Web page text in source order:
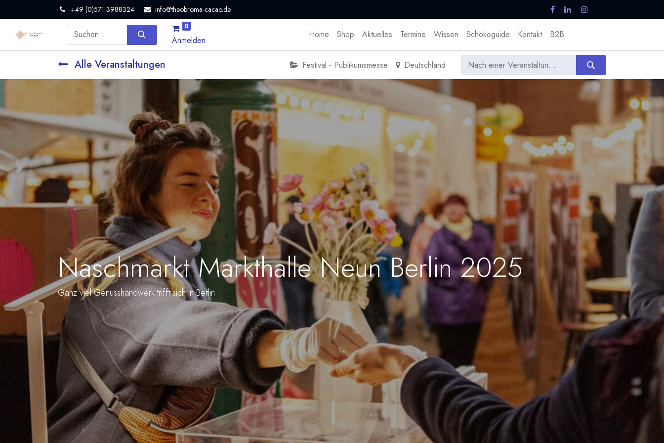
+49 (0)571 3988324 info@theobroma-cacao.de
0
Anmelden
Home Shop Aktuelles Termine Wissen Schokoguide Kontakt B2B
Alle Veranstaltungen Festival - Publikumsmesse Deutschland
Naschmarkt Markthalle Neun Berlin 2025
Ganz viel Genusshandwerk trifft sich in Berlin